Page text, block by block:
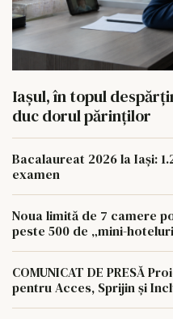
Iașul, în topul
duc dorul părinților
Bacalaureat 2026 la Iași:
examen
Noua limită de 7 camere
peste 500 de „mini-
COMUNICAT DE PRESĂ
pentru Acces, Sprijin și